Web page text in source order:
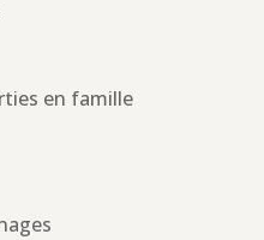
en famille